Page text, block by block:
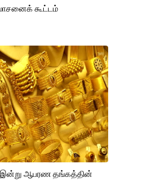
கூட்டம்
ஆபரண தங்கத்தின்